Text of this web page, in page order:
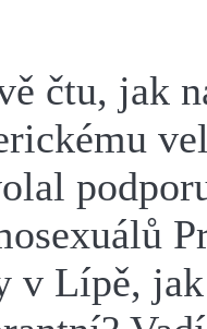
čtu, jak
v Lípě,